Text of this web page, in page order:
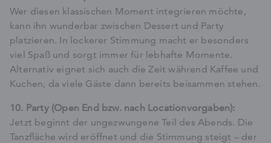
Wer diesen klassischen Moment integrieren möchte,
kann ihn wunderbar zwischen Dessert und Party
platzieren. In lockerer Stimmung macht er besonders
viel Spaß und sorgt immer für lebhafte Momente.
Alternativ eignet sich auch die Zeit während Kaffee und
Kuchen, da viele Gäste dann bereits beisammen stehen.
10. Party (Open End bzw. nach Locationvorgaben):
Jetzt beginnt der ungezwungene Teil des Abends. Die
Tanzfläche wird eröffnet und die Stimmung steigt – der